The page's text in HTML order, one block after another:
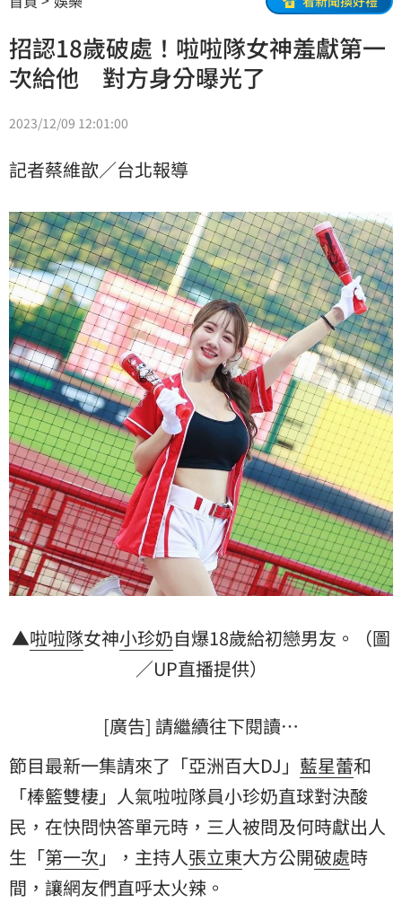
招認18歲破處！啦啦隊女神羞獻第一
次給他 對方身分曝光了
2023/12/09 12:01:00
記者蔡維歆／台北報導
▲啦啦隊女神小珍奶自爆18歲給初戀男友。（圖
／UP直播提供）
[廣告] 請繼續往下閱讀…
節目最新一集請來了「亞洲百大DJ」 藍星蕾和
「棒籃雙棲」人氣啦啦隊員小珍奶直球對決酸
民，在快問快答單元時，三人被問及何時獻出人
生「第一次 」，主持人張立東大方公開破處時
間，讓網友們直呼太火辣。